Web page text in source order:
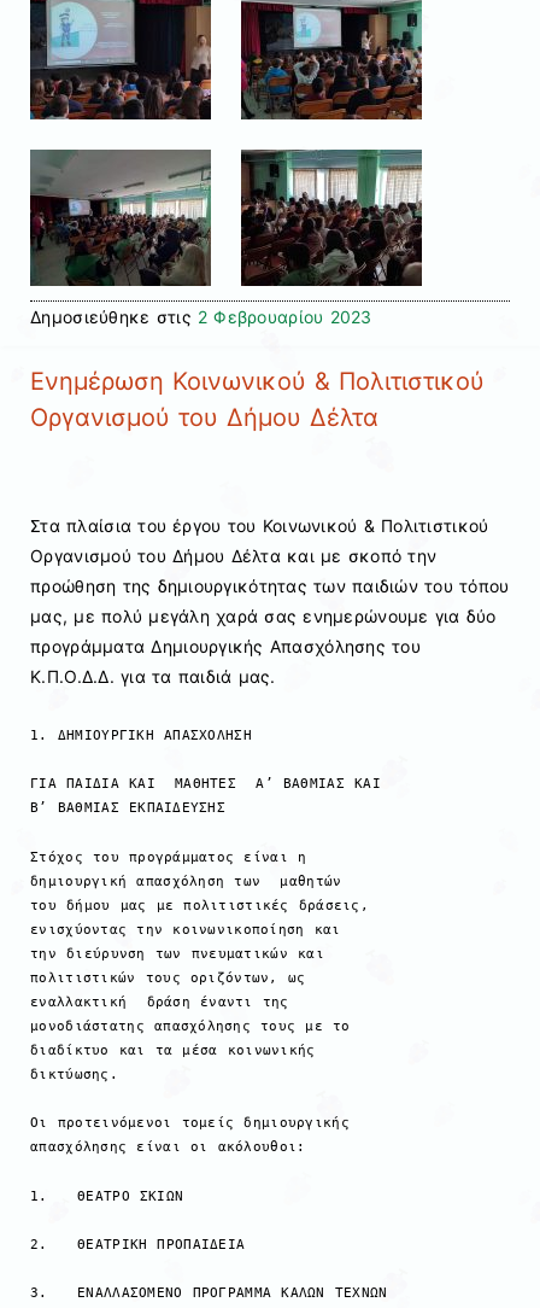
Δημοσιεύθηκε στις 2 Φεβρουαρίου 2023
Ενημέρωση Κοινωνικού & Πολιτιστικού
Οργανισμού του Δήμου Δέλτα
Στα πλαίσια του έργου του Κοινωνικού & Πολιτιστικού
Οργανισμού του Δήμου Δέλτα και με σκοπό την
προώθηση της δημιουργικότητας των παιδιών του τόπου
μας, με πολύ μεγάλη χαρά σας ενημερώνουμε για δύο
προγράμματα Δημιουργικής Απασχόλησης του
Κ.Π.Ο.Δ.Δ. για τα παιδιά μας.
1. ΔΗΜΙΟΥΡΓΙΚΗ ΑΠΑΣΧΟΛΗΣΗ
ΓΙΑ ΠΑΙΔΙΑ ΚΑΙ ΜΑΘΗΤΕΣ Α’ ΒΑΘΜΙΑΣ ΚΑΙ
Β’ ΒΑΘΜΙΑΣ ΕΚΠΑΙΔΕΥΣΗΣ
Στόχος του προγράμματος είναι η
δημιουργική απασχόληση των μαθητών
του δήμου μας με πολιτιστικές δράσεις,
ενισχύοντας την κοινωνικοποίηση και
την διεύρυνση των πνευματικών και
πολιτιστικών τους οριζόντων, ως
εναλλακτική δράση έναντι της
μονοδιάστατης απασχόλησης τους με το
διαδίκτυο και τα μέσα κοινωνικής
δικτύωσης.
Οι προτεινόμενοι τομείς δημιουργικής
απασχόλησης είναι οι ακόλουθοι:
1. ΘΕΑΤΡΟ ΣΚΙΩΝ
2. ΘΕΑΤΡΙΚΗ ΠΡΟΠΑΙΔΕΙΑ
3. ΕΝΑΛΛΑΣΟΜΕΝΟ ΠΡΟΓΡΑΜΜΑ ΚΑΛΩΝ ΤΕΧΝΩΝ